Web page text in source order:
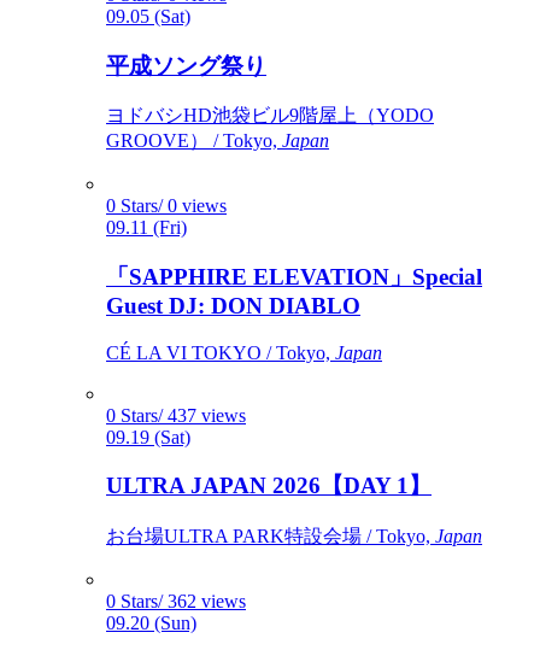
09.05 (Sat)
平成ソング祭り
ヨドバシHD池袋ビル9階屋上（YODO
GROOVE） / Tokyo, Japan
0 Stars/ 0 views
09.11 (Fri)
「SAPPHIRE ELEVATION」Special
Guest DJ: DON DIABLO
CÉ LA VI TOKYO / Tokyo, Japan
0 Stars/ 437 views
09.19 (Sat)
ULTRA JAPAN 2026【DAY 1】
お台場ULTRA PARK特設会場 / Tokyo, Japan
0 Stars/ 362 views
09.20 (Sun)